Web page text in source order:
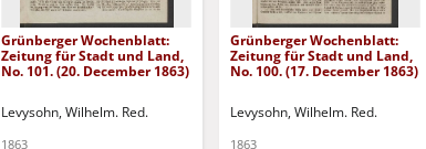
Grünberger Wochenblatt:
Zeitung für Stadt und Land,
No. 101. (20. December 1863)
Levysohn, Wilhelm. Red.
1863
Grünberger Wochenblatt:
Zeitung für Stadt und Land,
No. 100. (17. December 1863)
Levysohn, Wilhelm. Red.
1863